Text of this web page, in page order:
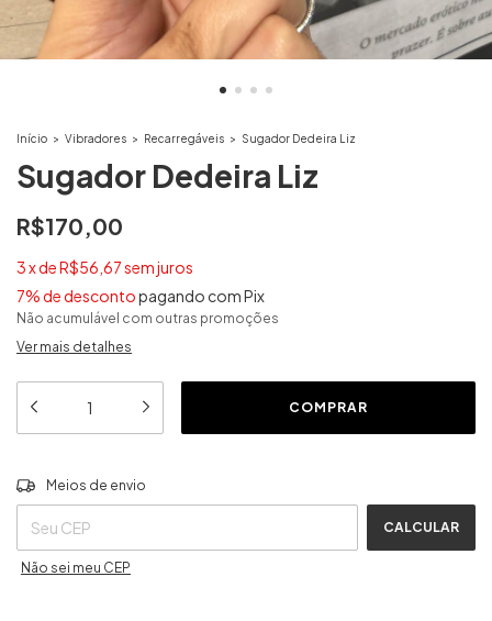
Início > Vibradores > Recarregáveis > Sugador Dedeira Liz
Sugador Dedeira Liz
R$170,00
3xdeR$56,67sem juros
7% de descontopagando com Pix
Não acumulável com outras promoções
Ver mais detalhes
Entregas para o CEP:
Meios de envio
CALCULAR
Não sei meu CEP